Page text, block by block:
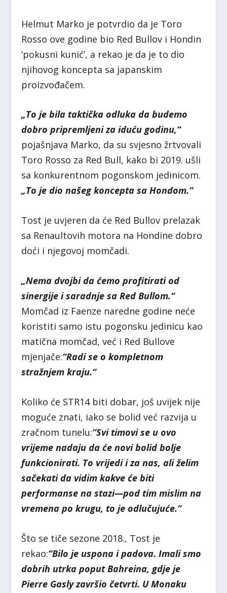
Helmut Marko je potvrdio da je Toro
Rosso ove godine bio Red Bullov i Hondin
‘pokusni kunić’, a rekao je da je to dio
njihovog koncepta sa japanskim
proizvođačem.
„To je bila taktička odluka da budemo
dobro pripremljeni za iduću godinu,“
pojašnjava Marko, da su svjesno žrtvovali
Toro Rosso za Red Bull, kako bi 2019. ušli
sa konkurentnom pogonskom jedinicom.
„To je dio našeg koncepta sa Hondom.“
Tost je uvjeren da će Red Bullov prelazak
sa Renaultovih motora na Hondine dobro
doći i njegovoj momčadi.
„Nema dvojbi da ćemo profitirati od
sinergije i saradnje sa Red Bullom.“
Momčad iz Faenze naredne godine neće
koristiti samo istu pogonsku jedinicu kao
matična momčad, već i Red Bullove
mjenjače:“Radi se o kompletnom
stražnjem kraju.“
Koliko će STR14 biti dobar, još uvijek nije
moguće znati, iako se bolid već razvija u
zračnom tunelu:“Svi timovi se u ovo
vrijeme nadaju da će novi bolid bolje
funkcionirati. To vrijedi i za nas, ali želim
sačekati da vidim kakve će biti
performanse na stazi—pod tim mislim na
vremena po krugu, to je odlučujuće.“
Što se tiče sezone 2018., Tost je
rekao:“Bilo je uspona i padova. Imali smo
dobrih utrka poput Bahreina, gdje je
Pierre Gasly završio četvrti. U Monaku